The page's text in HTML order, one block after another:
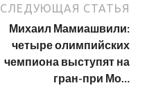
СЛЕДУЮЩАЯ СТАТЬЯ
Михаил Мамиашвили:
четыре олимпийских
чемпиона выступят на
гран-при Мо…